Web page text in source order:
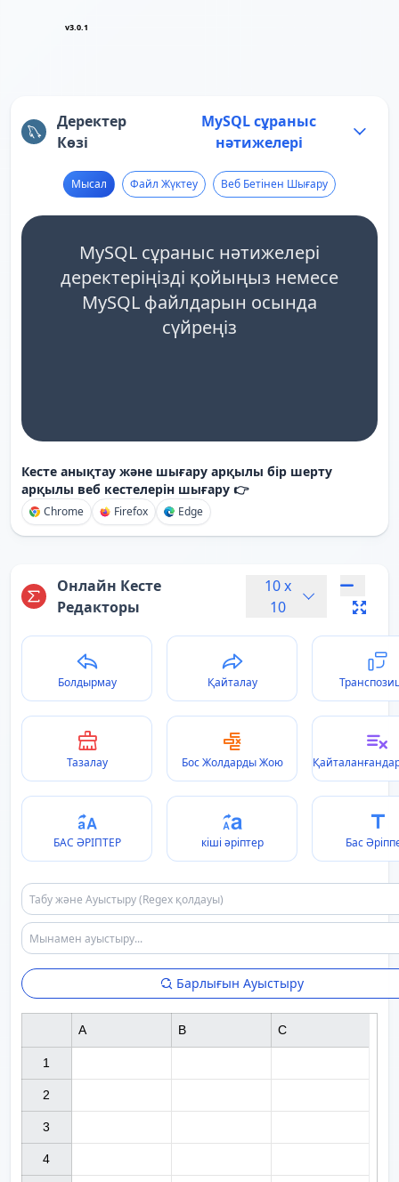
v3.0.1
Деректер
Көзі
MySQL сұраныс
нәтижелері
Мысал Файл Жүктеу Веб Бетінен Шығару
MySQL сұраныс нәтижелері
деректеріңізді қойыңыз немесе
MySQL файлдарын осында
сүйреңіз
Кесте анықтау және шығару арқылы бір шерту
арқылы веб кестелерін шығару 👉
Chrome Firefox Edge
Онлайн Кесте
Редакторы
10x
10
Болдырмау Қайталау
Тазалау Бос Жолдарды Жою
БАС ӘРІПТЕР кіші әріптер Бас
Барлығын Ауыстыру
1
2
3
4
A B C